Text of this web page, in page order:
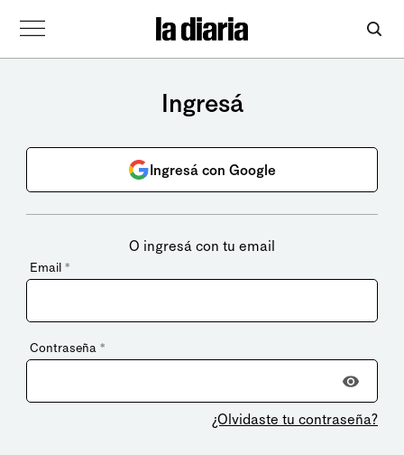
Ingresá
Ingresá con Google
O ingresá con tu email
Email *
Contraseña *
¿Olvidaste tu contraseña?